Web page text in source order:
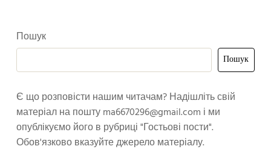
Пошук
Пошук
Є що розповісти нашим читачам? Надішліть свій
матеріал на поштуma6670296@gmail.com і ми
опублікуємо його в рубриці "Гостьові пости".
Обов'язково вказуйте джерело матеріалу.